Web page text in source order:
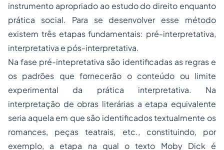
instrumento apropriado ao estudo do direito enquanto
prática social. Para se desenvolver esse método
existem três etapas fundamentais: pré-interpretativa,
interpretativa e pós-interpretativa.
Na fase pré-intepretativa são identificadas as regras e
os padrões que fornecerão o conteúdo ou limite
experimental da prática interpretativa. Na
interpretação de obras literárias a etapa equivalente
seria aquela em que são identificados textualmente os
romances, peças teatrais, etc., constituindo, por
exemplo, a etapa na qual o texto Moby Dick é